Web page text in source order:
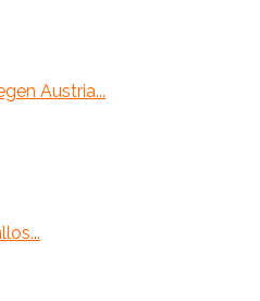
Austria...